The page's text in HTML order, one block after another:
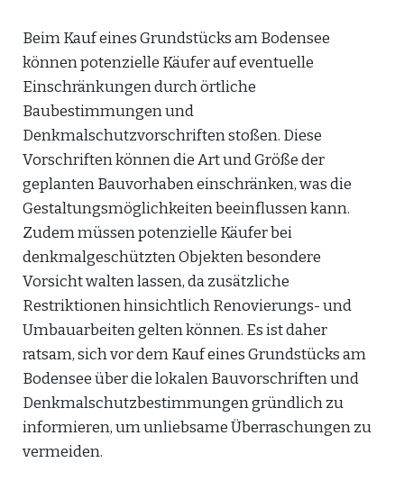
Beim Kauf eines Grundstücks am Bodensee
können potenzielle Käufer auf eventuelle
Einschränkungen durch örtliche
Baubestimmungen und
Denkmalschutzvorschriften stoßen. Diese
Vorschriften können die Art und Größe der
geplanten Bauvorhaben einschränken, was die
Gestaltungsmöglichkeiten beeinflussen kann.
Zudem müssen potenzielle Käufer bei
denkmalgeschützten Objekten besondere
Vorsicht walten lassen, da zusätzliche
Restriktionen hinsichtlich Renovierungs- und
Umbauarbeiten gelten können. Es ist daher
ratsam, sich vor dem Kauf eines Grundstücks am
Bodensee über die lokalen Bauvorschriften und
Denkmalschutzbestimmungen gründlich zu
informieren, um unliebsame Überraschungen zu
vermeiden.